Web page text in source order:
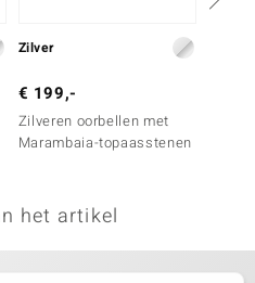
Zilver
€ 199,-
Zilveren oorbellen met
Marambaia-topaasstenen
het artikel